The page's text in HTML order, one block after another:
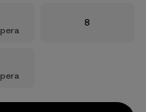
Talla
8